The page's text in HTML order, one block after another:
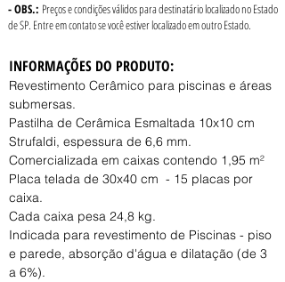
- OBS.: Preços e condições válidos para destinatário localizado no Estado
de SP. Entre em contato se você estiver localizado em outro Estado.
INFORMAÇÕES DO PRODUTO:
Revestimento Cerâmico para piscinas e áreas
submersas.
Pastilha de Cerâmica Esmaltada 10x10 cm
Strufaldi, espessura de 6,6 mm.
Comercializada em caixas contendo 1,95 m²
Placa telada de 30x40 cm  - 15 placas por
caixa.
Cada caixa pesa 24,8 kg.
Indicada para revestimento de Piscinas - piso
e parede, absorção d'água e dilatação (de 3
a 6%).